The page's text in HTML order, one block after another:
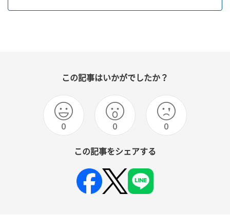
この記事はいかがでしたか？
0 0 0
この記事をシェアする